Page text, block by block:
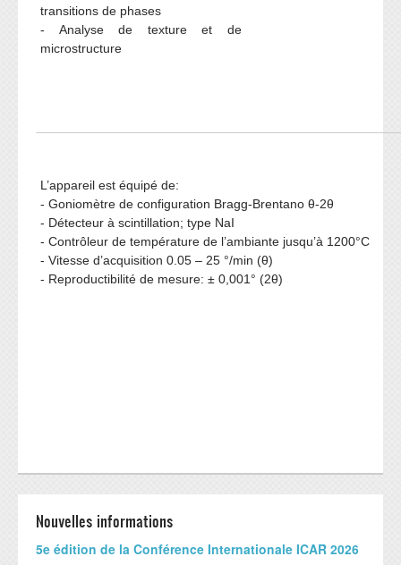
Département GEOLOGIE
Département INFORMATIQUE
Département MATHEMATIQUES
Département PHYSIQUE
transitions de phases
- Analyse de texture et de
microstructure
L’appareil est équipé de:
- Goniomètre de configuration Bragg-Brentano θ-2θ
- Détecteur à scintillation; type NaI
- Contrôleur de température de l’ambiante jusqu’à 1200°C
- Vitesse d’acquisition 0.05 – 25 °/min (θ)
- Reproductibilité de mesure: ± 0,001° (2θ)
Nouvelles informations
​5e édition de la Conférence Internationale ICAR 2026